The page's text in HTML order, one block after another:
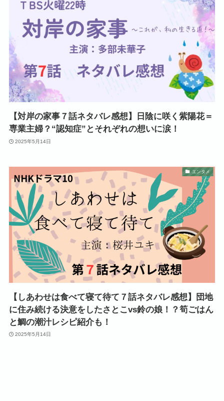
【対岸の家事７話ネタバレ感想】日陰に咲く紫陽花＝
専業主婦？“認知症”とそれぞれの想いに涙！
2025年5月14日
エンタメ
【しあわせは食べて寝て待て７話ネタバレ感想】団地
に住み続ける決意をしたさとこvs鈴の娘！？筍ごはん
と鯛の潮汁レシピ紹介も！
2025年5月14日